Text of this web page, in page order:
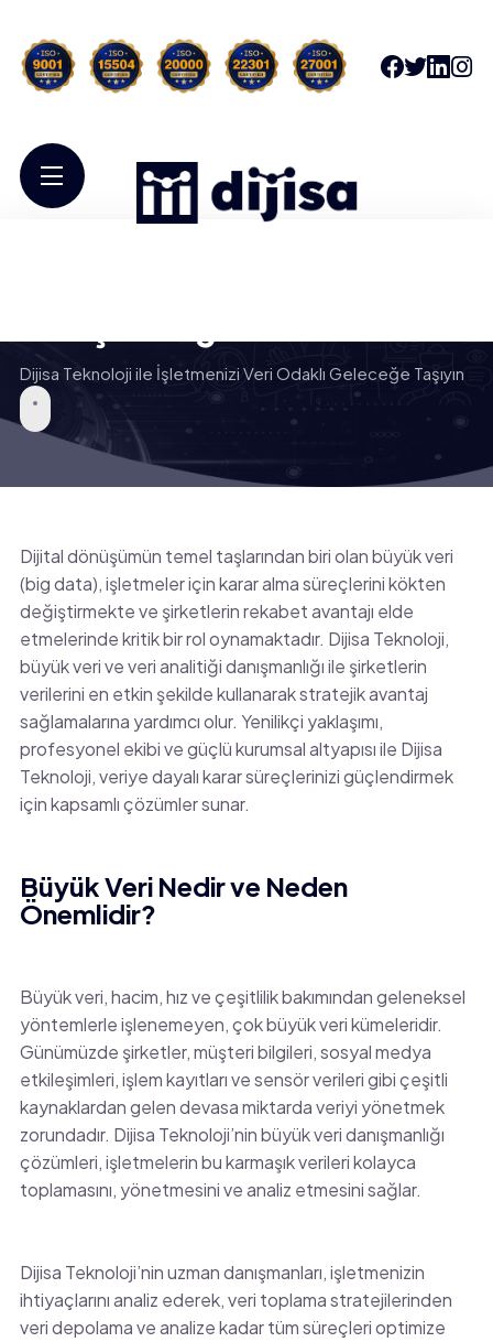
Dijisa Teknoloji ile İşletmenizi Veri Odaklı Geleceğe Taşıyın
Dijital dönüşümün temel taşlarından biri olan büyük veri
(big data), işletmeler için karar alma süreçlerini kökten
değiştirmekte ve şirketlerin rekabet avantajı elde
etmelerinde kritik bir rol oynamaktadır. Dijisa Teknoloji,
büyük veri ve veri analitiği danışmanlığı ile şirketlerin
verilerini en etkin şekilde kullanarak stratejik avantaj
sağlamalarına yardımcı olur. Yenilikçi yaklaşımı,
profesyonel ekibi ve güçlü kurumsal altyapısı ile Dijisa
Teknoloji, veriye dayalı karar süreçlerinizi güçlendirmek
için kapsamlı çözümler sunar.
Büyük Veri Nedir ve Neden
Önemlidir?
Büyük veri, hacim, hız ve çeşitlilik bakımından geleneksel
yöntemlerle işlenemeyen, çok büyük veri kümeleridir.
Günümüzde şirketler, müşteri bilgileri, sosyal medya
etkileşimleri, işlem kayıtları ve sensör verileri gibi çeşitli
kaynaklardan gelen devasa miktarda veriyi yönetmek
zorundadır. Dijisa Teknoloji’nin büyük veri danışmanlığı
çözümleri, işletmelerin bu karmaşık verileri kolayca
toplamasını, yönetmesini ve analiz etmesini sağlar.
Dijisa Teknoloji’nin uzman danışmanları, işletmenizin
ihtiyaçlarını analiz ederek, veri toplama stratejilerinden
veri depolama ve analize kadar tüm süreçleri optimize